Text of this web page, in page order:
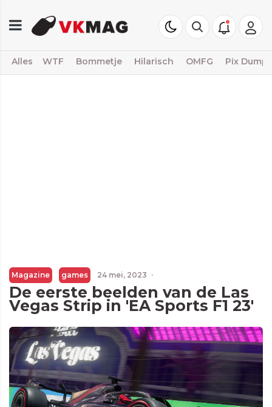
Alles WTF Bommetje Hilarisch OMFG Pix Dump
Magazine games 24 mei, 2023 ·
De eerste beelden van de Las
Vegas Strip in 'EA Sports F1 23'